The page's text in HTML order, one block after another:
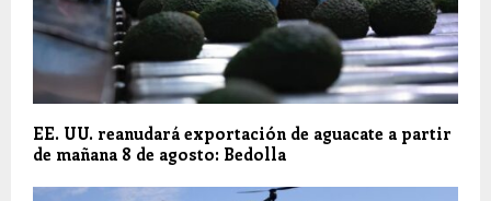
EE. UU. reanudará exportación de aguacate a partir
de mañana 8 de agosto: Bedolla